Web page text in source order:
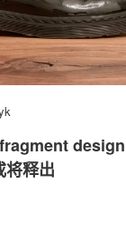
生 活
科 技
联系我们
释出